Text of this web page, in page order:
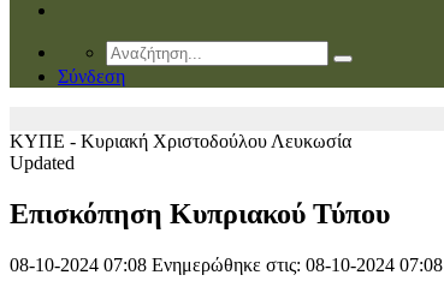
Σύνδεση
ΚΥΠΕ - Κυριακή Χριστοδούλου Λευκωσία
Updated
Επισκόπηση Κυπριακού Τύπου
08-10-2024 07:08 Ενημερώθηκε στις: 08-10-2024 07:08